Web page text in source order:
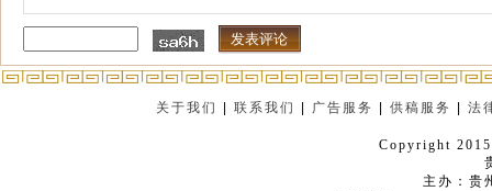
关于我们 |联系我们 广告服务 |供稿服务 |法
Copyright
主办：贵